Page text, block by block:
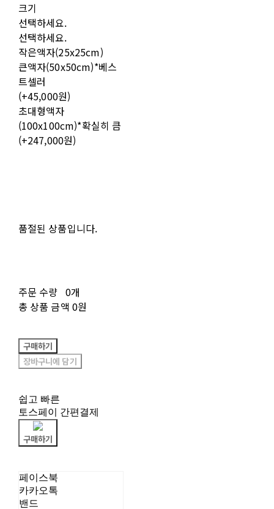
크기
선택하세요.
선택하세요.
작은액자(25x25cm)
큰액자(50x50cm)*베스
트셀러
(+45,000원)
초대형액자
(100x100cm)*확실히 큼
(+247,000원)
품절된 상품입니다.
주문 수량 0개
총 상품 금액 0원
구매하기
장바구니에 담기
쉽고 빠른
토스페이 간편결제
구매하기
페이스북
카카오톡
밴드